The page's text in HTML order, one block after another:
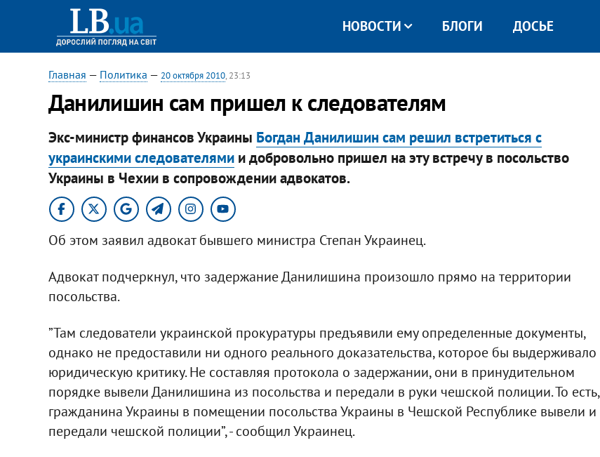
НОВОСТИ БЛОГИ ДОСЬЕ
Главная — Политика — 20 октября 2010, 23:13
Данилишин сам пришел к следователям
Экс-министр финансов Украины Богдан Данилишин сам решил встретиться с
украинскими следователямии добровольно пришел на эту встречу в посольство
Украины в Чехии в сопровождении адвокатов.​
Об этом заявил ​адвокат бывшего министра Степан Украинец.
Адвокат подчеркнул, что задержание Данилишина произошло прямо на территории
посольства.
”Там следователи украинской прокуратуры предъявили ему определенные документы,
однако не предоставили ни одного реального доказательства, которое бы выдерживало
юридическую критику. Не составляя протокола о задержании, они в принудительном
порядке вывели Данилишина из посольства и передали в руки чешской полиции. То есть,
гражданина Украины в помещении посольства Украины в Чешской Республике вывели и
передали чешской полиции”, - сообщил Украинец.